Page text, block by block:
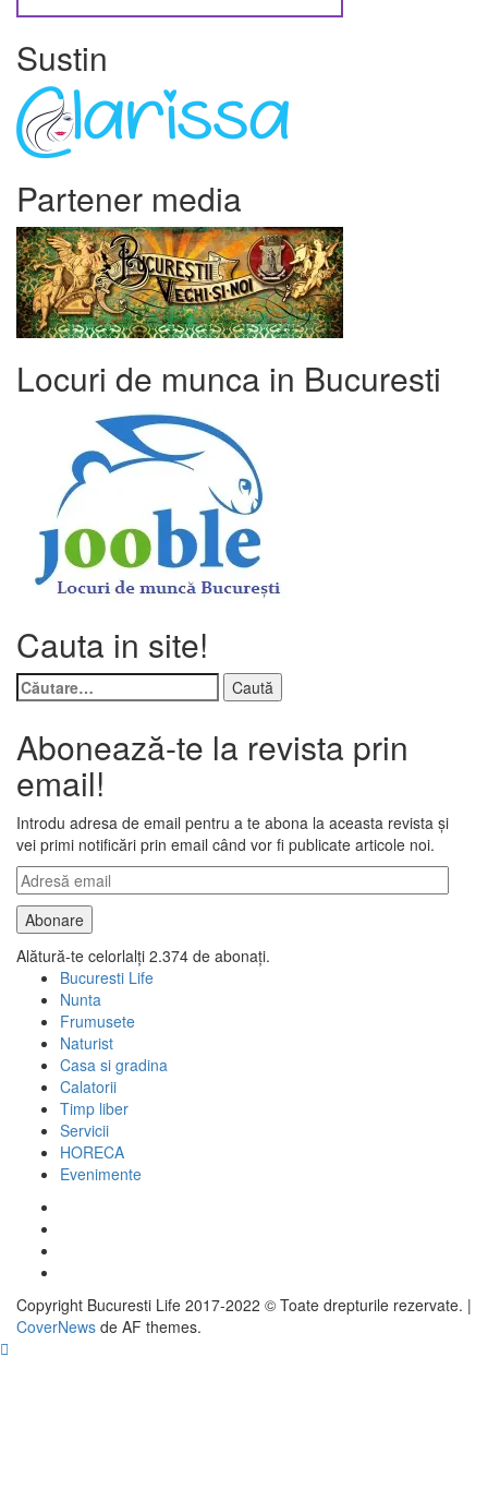
Sustin
Partener media
Locuri de munca in Bucuresti
Cauta in site!
Caută
după:
Abonează-te la revista prin
email!
Introdu adresa de email pentru a te abona la aceasta revista și
vei primi notificări prin email când vor fi publicate articole noi.
Adresă
email
Abonare
Alătură-te celorlalți 2.374 de abonați.
Bucuresti Life
Nunta
Frumusete
Naturist
Casa si gradina
Calatorii
Timp liber
Servicii
HORECA
Evenimente
Copyright Bucuresti Life 2017-2022 © Toate drepturile rezervate. |
CoverNews de AF themes.